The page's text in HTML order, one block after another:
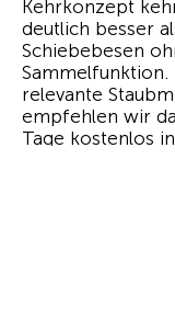
Kehrkonzept
deutlich besser
Schiebebesen
Sammelfunktion.
relevante
empfehlen wir
Tage kostenlos